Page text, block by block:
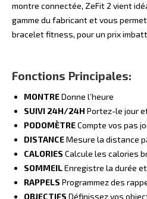
montre connectée, ZeFit 2 vient
gamme du fabricant et vous
bracelet fitness, pour un prix
Fonctions Principales:
MONTREDonne l’heure
SUIVI 24H/24H Portez-le jour
PODOMÈTRECompte vos pas
DISTANCEMesure la distance
CALORIES Calcule les calories
SOMMEILEnregistre la durée
RAPPELS Programmez des
OBJECTIFS Définissez vos